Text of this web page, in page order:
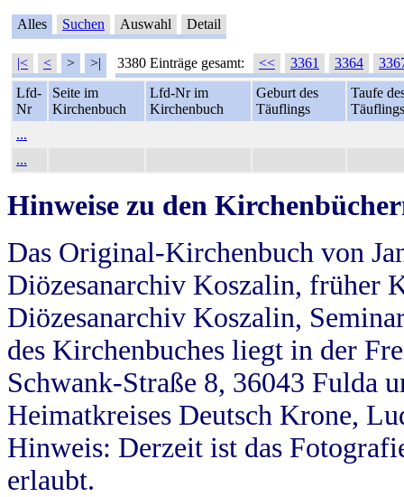
Alles Suchen Auswahl Detail
|< < > >| 3380 Einträge gesamt: << 3361 3364
Lfd-
Nr
Seite im
Kirchenbuch
Lfd-Nr im
Kirchenbuch
Geburt des
Täuflings
Taufe
Täuflings
...
...
Hinweise zu den
Das Original-Kirchenbuch von
Diözesanarchiv Koszalin, früher
Diözesanarchiv Koszalin,
des Kirchenbuches liegt in der
Schwank-Straße 8, 36043 Fulda
Heimatkreises Deutsch Krone,
Hinweis: Derzeit ist das
erlaubt.